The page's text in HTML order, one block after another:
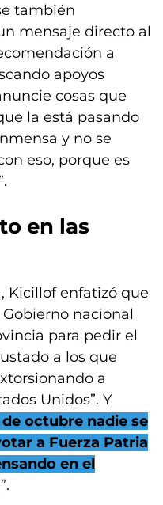
también
mensaje directo al
a
apoyos
cosas que
la está pasando
y no se
eso, porque es
en las
Kicillof enfatizó que
nacional
para pedir el
a los que
a
Unidos”. Y
de octubre nadie se
a Fuerza Patria
en el
”.